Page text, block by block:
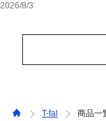
2026/8/3
T-fal 商品一